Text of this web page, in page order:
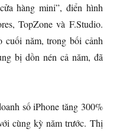
hàng mini”, điển hình
TopZone và F.Studio.
cuối năm, trong bối cảnh
bị dồn nén cả năm, đã
số iPhone tăng 300%
cùng kỳ năm trước. Thị